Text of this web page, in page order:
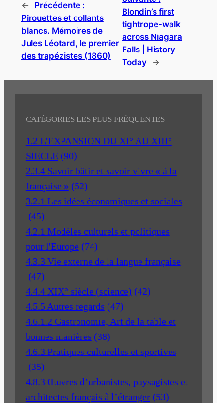
←
Précédente :
Pirouettes et collants
blancs. Mémoires de
Jules Léotard, le premier
des trapézistes (1860)
Blondin’s first
tightrope-walk
across Niagara
Falls | History
Today
→
CATÉGORIES LES PLUS FRÉQUENTES
1.2 L'EXPANSION DU XI° AU XIII°
SIECLE (90)
2.3.4 Savoir bâtir et savoir vivre « à la
française » (52)
3.2.1 Les idées économiques et sociales
(45)
4.2.1 Modèles culturels et politiques
pour l'Europe (74)
4.3.3 Vie externe de la langue française
(47)
4.4.4 XIX° siècle (science) (42)
4.5.5 Autres regards (47)
4.6.1.2 Gastronomie, Art de la table et
bonnes manières (38)
4.6.3 Pratiques culturelles et sportives
(35)
4.8.3 Œuvres d’urbanistes, paysagistes et
architectes français à l’étranger (53)